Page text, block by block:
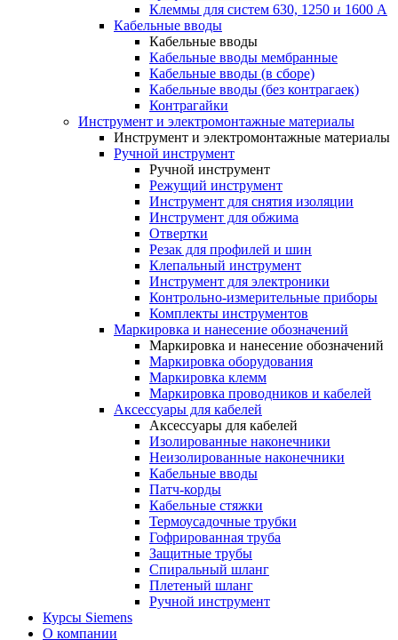
Клеммы для систем 630, 1250 и 1600 А
Кабельные вводы
Кабельные вводы
Кабельные вводы мембранные
Кабельные вводы (в сборе)
Кабельные вводы (без контрагаек)
Контрагайки
Инструмент и электромонтажные материалы
Инструмент и электромонтажные материалы
Ручной инструмент
Ручной инструмент
Режущий инструмент
Инструмент для снятия изоляции
Инструмент для обжима
Отвертки
Резак для профилей и шин
Клепальный инструмент
Инструмент для электроники
Контрольно-измерительные приборы
Комплекты инструментов
Маркировка и нанесение обозначений
Маркировка и нанесение обозначений
Маркировка оборудования
Маркировка клемм
Маркировка проводников и кабелей
Аксессуары для кабелей
Аксессуары для кабелей
Изолированные наконечники
Неизолированные наконечники
Кабельные вводы
Патч-корды
Кабельные стяжки
Термоусадочные трубки
Гофрированная труба
Защитные трубы
Спиральный шланг
Плетеный шланг
Ручной инструмент
Курсы Siemens
О компании